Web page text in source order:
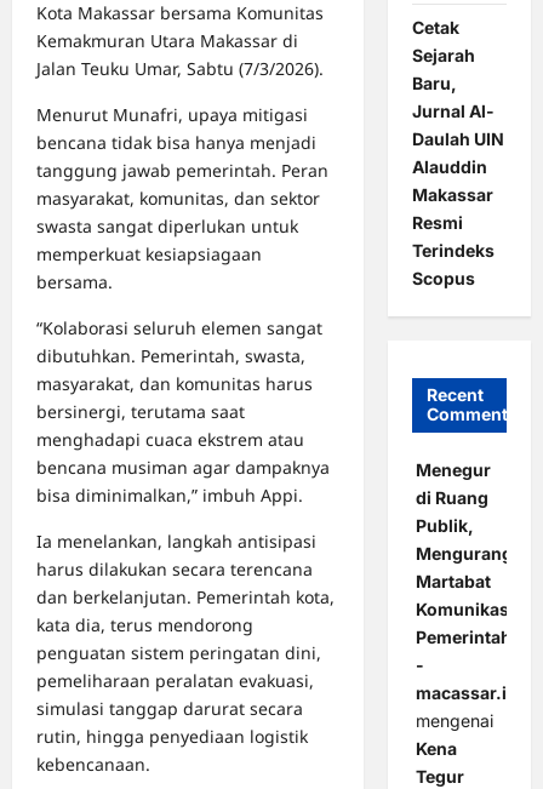
Kota Makassar bersama Komunitas
Kemakmuran Utara Makassar di
Jalan Teuku Umar, Sabtu (7/3/2026).
Menurut Munafri, upaya mitigasi
bencana tidak bisa hanya menjadi
tanggung jawab pemerintah. Peran
masyarakat, komunitas, dan sektor
swasta sangat diperlukan untuk
memperkuat kesiapsiagaan
bersama.
“Kolaborasi seluruh elemen sangat
dibutuhkan. Pemerintah, swasta,
masyarakat, dan komunitas harus
bersinergi, terutama saat
menghadapi cuaca ekstrem atau
bencana musiman agar dampaknya
bisa diminimalkan,” imbuh Appi.
Ia menelankan, langkah antisipasi
harus dilakukan secara terencana
dan berkelanjutan. Pemerintah kota,
kata dia, terus mendorong
penguatan sistem peringatan dini,
pemeliharaan peralatan evakuasi,
simulasi tanggap darurat secara
rutin, hingga penyediaan logistik
kebencanaan.
Cetak
Sejarah
Baru,
Jurnal Al-
Daulah UIN
Alauddin
Makassar
Resmi
Terindeks
Scopus
Recent
Comments
Menegur
di Ruang
Publik,
Mengurangi
Martabat
Komunikasi
Pemerintahan
-
macassar.id
mengenai
Kena
Tegur